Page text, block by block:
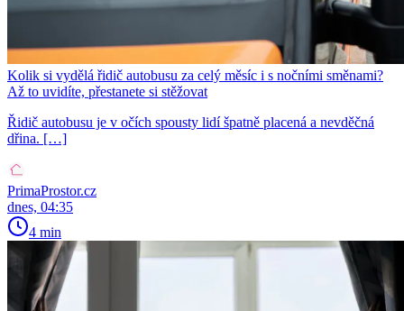
Kolik si vydělá řidič autobusu za celý měsíc i s nočními směnami?
Až to uvidíte, přestanete si stěžovat
Řidič autobusu je v očích spousty lidí špatně placená a nevděčná
dřina. […]
PrimaProstor.cz
dnes, 04:35
4 min